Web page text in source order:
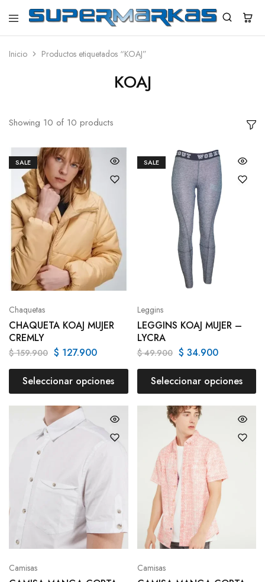
SuperMarkas
Ropa
con
Inicio Productos etiquetados “KOAJ”
KOAJ
Showing 10 of 10 products
SALE
Chaquetas
CHAQUETA KOAJ MUJER
CREMLY
$159.900 $ 127.900
Seleccionar opciones
SALE
Leggins
LEGGINS KOAJ MUJER –
LYCRA
$49.900 $ 34.900
Seleccionar opciones
Camisas Camisas